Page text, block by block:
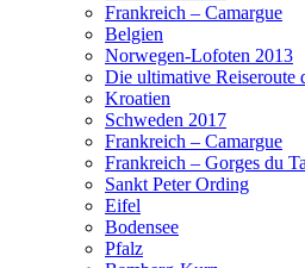
Frankreich – Camargue
Belgien
Norwegen-Lofoten 2013
Die ultimative Reiseroute
Kroatien
Schweden 2017
Frankreich – Camargue
Frankreich – Gorges du
Sankt Peter Ording
Eifel
Bodensee
Pfalz